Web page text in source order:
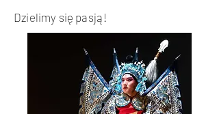
Dzielimy się pasją!